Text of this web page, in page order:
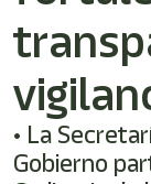
• La
Gobierno